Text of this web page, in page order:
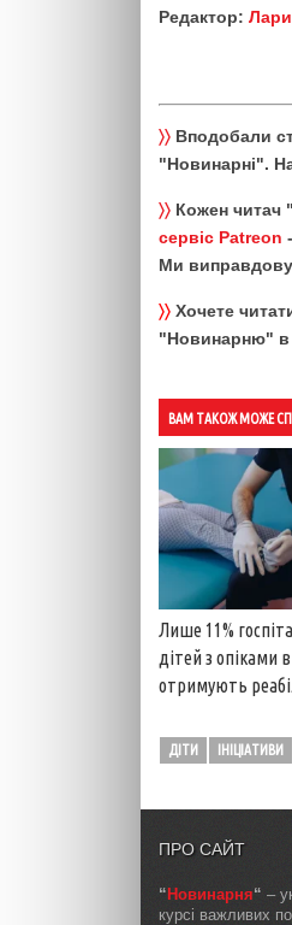
Редактор:
〉〉 Вподобали
"Новинарні".
〉〉 Кожен читач
сервіс Patreon
Ми
〉〉 Хочете
"Новинарню" в
ВАМ ТАКОЖ МОЖЕ
Лише 11%
дітей з опіками
отримують
ДІТИ ІНІЦІАТИВИ
ПРО САЙТ
“Новинарня“ –
курсі важливих